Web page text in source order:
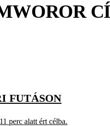
FUTÁSON
perc alatt ért célba.